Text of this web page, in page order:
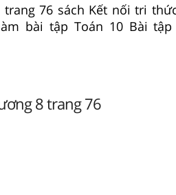
76 sách Kết nối tri
bài tập Toán 10 Bài tập
8 trang 76